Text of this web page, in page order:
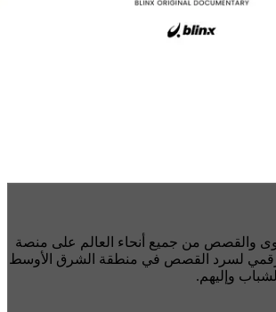
والقصص من جميع أنحاء العالم على منصة
لسرد القصص في منطقة الشرق الأوسط
وإليهم.